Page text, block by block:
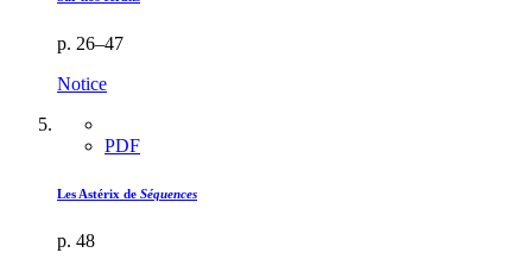
p. 26–47
Notice
PDF
Les Astérix de Séquences
p. 48